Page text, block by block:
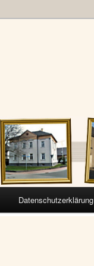
Datenschutzerklärung